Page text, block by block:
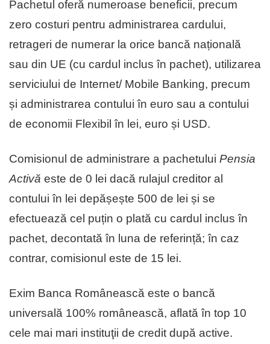
Pachetul oferă numeroase beneficii, precum
zero costuri pentru administrarea cardului,
retrageri de numerar la orice bancă națională
sau din UE (cu cardul inclus în pachet), utilizarea
serviciului de Internet/ Mobile Banking, precum
și administrarea contului în euro sau a contului
de economii Flexibil în lei, euro și USD.
Comisionul de administrare a pachetului Pensia
Activă este de 0 lei dacă rulajul creditor al
contului în lei depășește 500 de lei și se
efectuează cel puțin o plată cu cardul inclus în
pachet, decontată în luna de referință; în caz
contrar, comisionul este de 15 lei.
Exim Banca Românească este o bancă
universală 100% românească, aflată în top 10
cele mai mari instituţii de cre­dit după active.